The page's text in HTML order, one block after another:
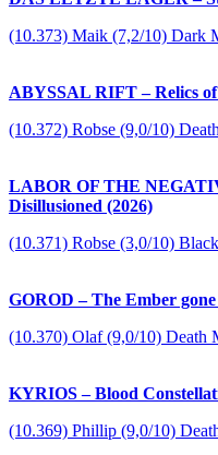
(10.373) Maik (7,2/10) Dark
ABYSSAL RIFT – Relics of
(10.372) Robse (9,0/10)
LABOR OF THE
Disillusioned (2026)
(10.371) Robse (3,0/10)
GOROD – The Ember gone
(10.370) Olaf (9,0/10) Death
KYRIOS – Blood
(10.369) Phillip (9,0/10)